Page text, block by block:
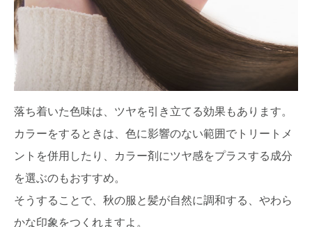
落ち着いた色味は、ツヤを引き立てる効果もあります。
カラーをするときは、色に影響のない範囲でトリートメ
ントを併用したり、カラー剤にツヤ感をプラスする成分
を選ぶのもおすすめ。
そうすることで、秋の服と髪が自然に調和する、やわら
かな印象をつくれますよ。